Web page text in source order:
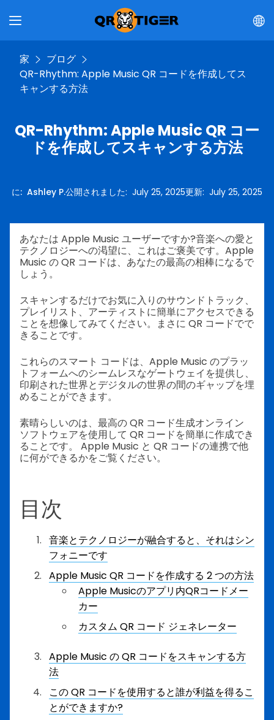
家
ブログ
QR-Rhythm: Apple Music QR コードを作成してス
キャンする方法
QR-Rhythm: Apple Music QR コー
ドを作成してスキャンする方法
に: Ashley P.公開されました: July 25, 2025更新: July 25, 2025
あなたは Apple Music ユーザーですか?音楽への愛と
テクノロジーへの渇望に、これはご褒美です。Apple
Music の QR コードは、あなたの最高の相棒になるで
しょう。
スキャンするだけでお気に入りのサウンドトラック、
プレイリスト、アーティストに簡単にアクセスできる
ことを想像してみてください。まさに QR コードでで
きることです。
これらのスマート コードは、Apple Music のプラッ
トフォームへのシームレスなゲートウェイを提供し、
印刷された世界とデジタルの世界の間のギャップを埋
めることができます。
素晴らしいのは、最高の QR コード生成オンライン
ソフトウェアを使用して QR コードを簡単に作成でき
ることです。 Apple Music と QR コードの連携で他
に何ができるかをご覧ください。
目次
音楽とテクノロジーが融合すると、それはシン
フォニーです
Apple Music QR コードを作成する 2 つの方法
Apple Musicのアプリ内QRコードメー
カー
カスタム QR コード ジェネレーター
Apple Music の QR コードをスキャンする方
法
この QR コードを使用すると誰が利益を得るこ
とができますか?